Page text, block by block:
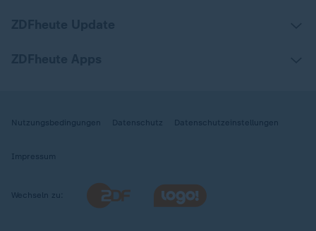
Nutzungsbedingungen Datenschutz Datenschutzeinstellungen
Impressum
Wechseln zu: